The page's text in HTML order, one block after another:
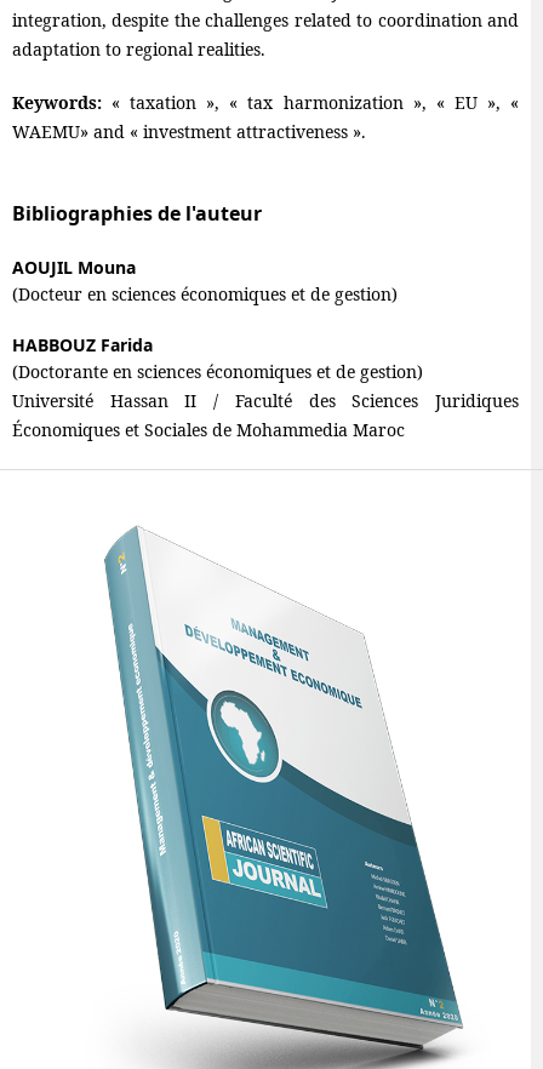
integration, despite the challenges related to coordination and
adaptation to regional realities.
Keywords:« taxation », « tax harmonization », « EU », «
WAEMU» and « investment attractiveness ».
Bibliographies de l'auteur
AOUJIL Mouna
(Docteur en sciences économiques et de gestion)
HABBOUZ Farida
(Doctorante en sciences économiques et de gestion)
Université Hassan II / Faculté des Sciences Juridiques
Économiques et Sociales de Mohammedia Maroc